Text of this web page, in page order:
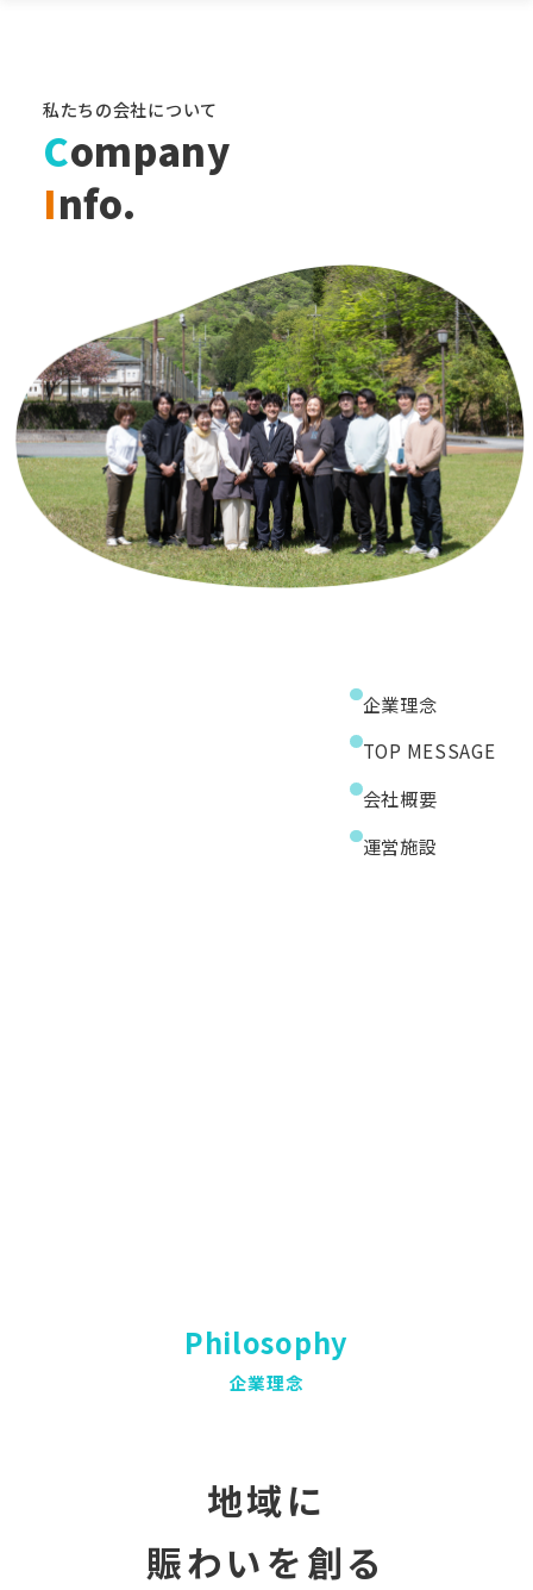
私たちの会社について
Company
Info.
企業理念
TOP MESSAGE
会社概要
運営施設
Philosophy
企業理念
地域に
賑わいを創る